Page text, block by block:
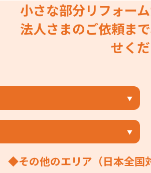
小さな部分リフォー
法人さまのご依頼ま
せく
◆その他のエリア（日本全国